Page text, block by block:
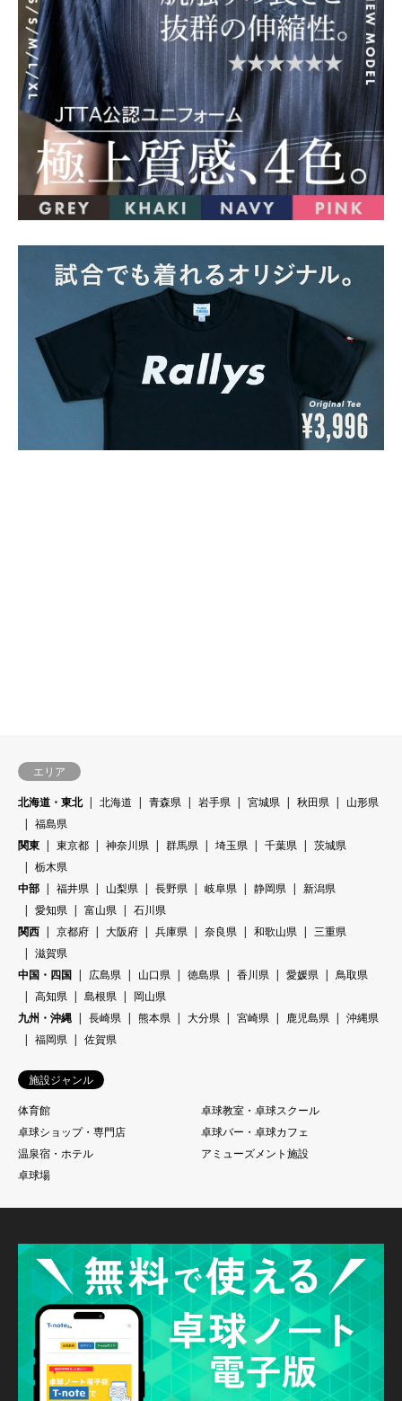
エリア
北海道・東北
北海道 青森県 岩手県 宮城県 秋田県
山形県
福島県
関東
東京都 神奈川県 群馬県 埼玉県 千葉県
茨城県
栃木県
中部
福井県 山梨県 長野県 岐阜県 静岡県
新潟県
愛知県
富山県
石川県
関西
京都府 大阪府 兵庫県 奈良県 和歌山県
三重県
滋賀県
中国・四国
広島県 山口県 徳島県 香川県 愛媛県
鳥取県
高知県
島根県
岡山県
九州・沖縄
長崎県 熊本県 大分県 宮崎県 鹿児島県
沖縄県
福岡県
佐賀県
施設ジャンル
体育館
卓球教室・卓球スクール
卓球ショップ・専門店
卓球バー・卓球カフェ
温泉宿・ホテル
アミューズメント施設
卓球場